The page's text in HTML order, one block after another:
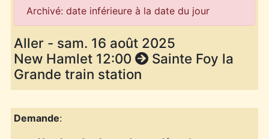
Archivé: date inférieure à la date du jour
Aller - sam. 16 août 2025
New Hamlet 12:00
Sainte Foy la
Grande train station
Demande: